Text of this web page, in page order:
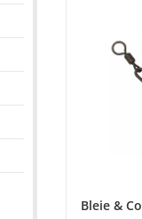
Bleie & Co